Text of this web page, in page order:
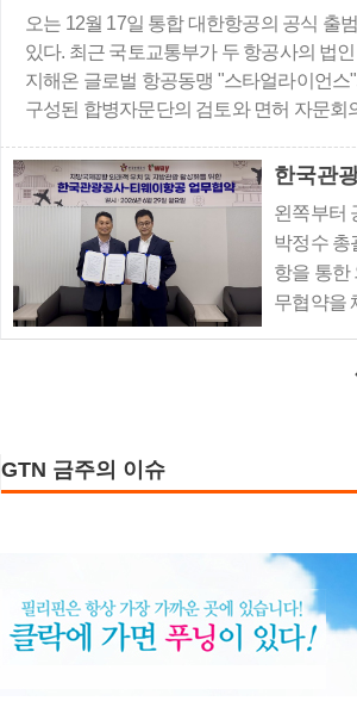
오는 12월 17일 통합 대한항공의 공식 출
있다. 최근 국토교통부가 두 항공사의 법
지해온 글로벌 항공동맹 "스타얼라이언
구성된 합병자문단의 검토와 면허 자문
한국관
왼쪽부터
박정수
항을 통한
무협약을
추진한
객 대상
GTN 금주의 이슈